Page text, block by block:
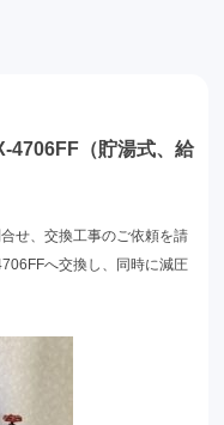
（貯湯式、給
せ、交換工事のご依頼を請
へ交換し、同時に減圧